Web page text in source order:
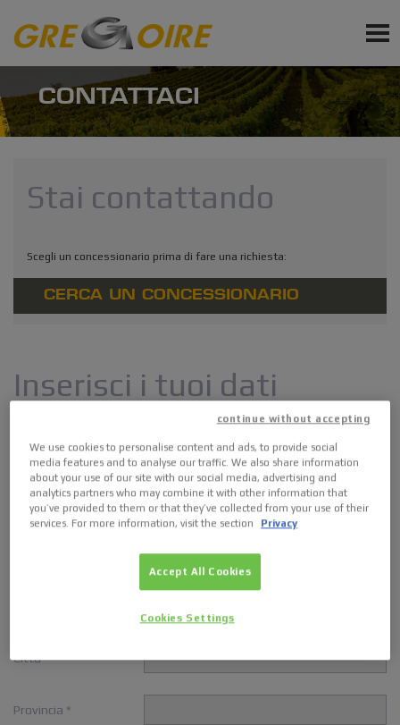
PRODOTTI
SERVIZI
Richiedi accessori e parti di ricambio
Iscrizione newsletter
CONTATTACI
Stai contattando
Scegli un concessionario prima di fare una richiesta:
CERCA UN CONCESSIONARIO
Inserisci i tuoi dati
Nome *
Cognome *
Città *
Provincia *
We use cookies to personalise content and ads, to provide social
media features and to analyse our traffic. We also share information
about your use of our site with our social media, advertising and
analytics partners who may combine it with other information that
you’ve provided to them or that they’ve collected from your use of their
services. For more information, visit the section
Privacy
continue without accepting
Accept All Cookies
Cookies Settings